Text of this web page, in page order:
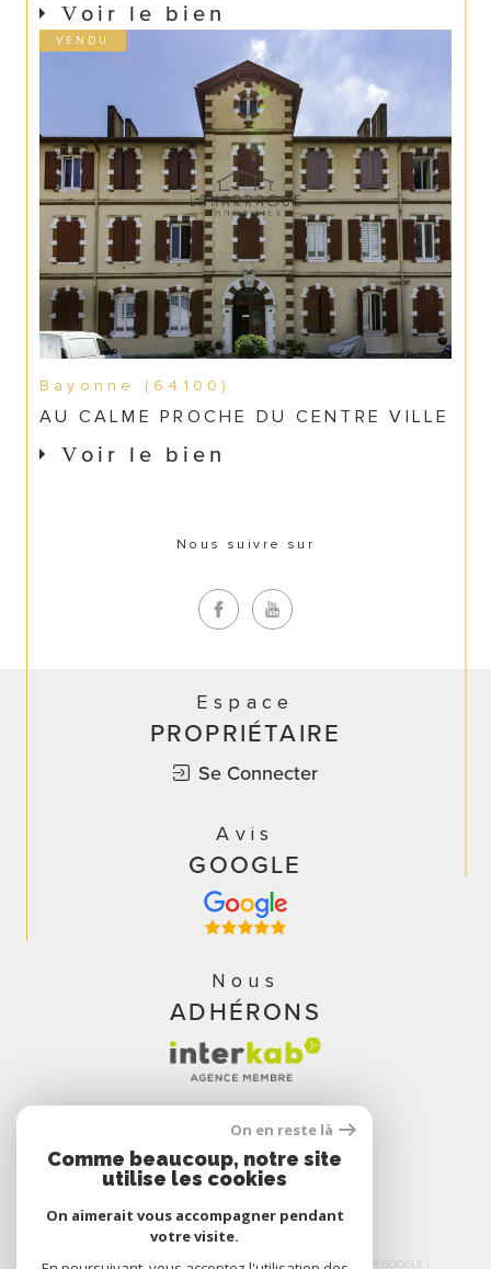
Voir le bien
VENDU
Bayonne (64100)
AU CALME PROCHE DU CENTRE VILLE
Voir le bien
Nous suivre sur
Espace
PROPRIÉTAIRE
Se Connecter
Avis
GOOGLE
Nous
ADHÉRONS
© 2026 | TOUS DROITS RÉSERVÉS | TRADUCTION POWERED BY GOOGLE |
On en reste là
Comme beaucoup, notre site
utilise les cookies
On aimerait vous accompagner pendant
votre visite.